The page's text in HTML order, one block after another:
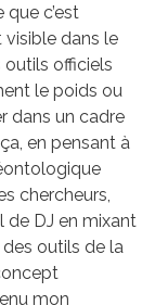
c’est
visible dans le
outils officiels
le poids ou
dans un cadre
en pensant à
chercheurs,
de DJ en mixant
outils de la
mon